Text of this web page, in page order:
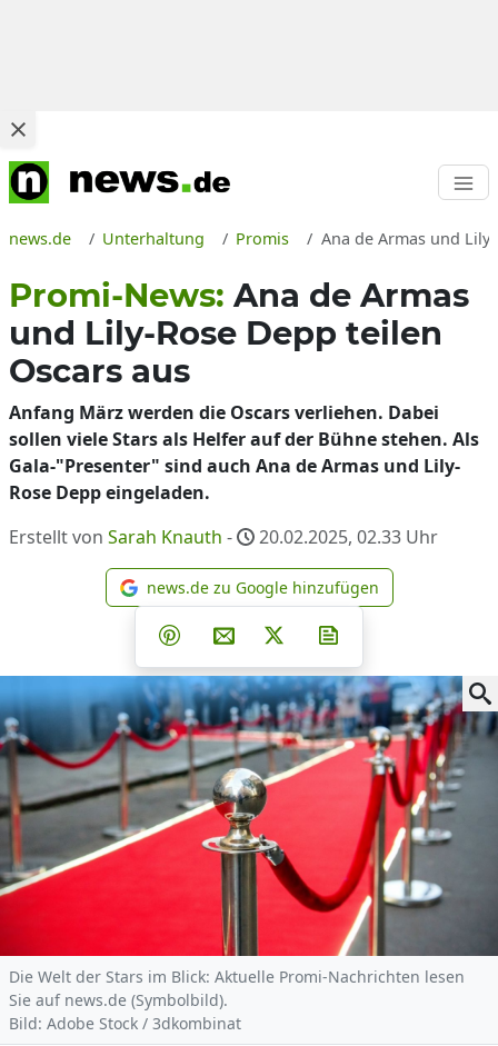
news.de Unterhaltung Promis Ana de Armas und
Promi-News: Ana de Armas
und Lily-Rose Depp teilen
Oscars aus
Anfang März werden die Oscars verliehen. Dabei
sollen viele Stars als Helfer auf der Bühne stehen. Als
Gala-"Presenter" sind auch Ana de Armas und Lily-
Rose Depp eingeladen.
Erstellt von Sarah Knauth - 20.02.2025, 02.33 Uhr
news.de zu Google
news.de zu Google hinzufügen
Teilen auf Facebook
Teilen auf Whatsapp
Teilen auf Telegram
Teilen auf Pinterest
Per E-Mail teilen
Post auf X
Die Welt der Stars im Blick: Aktuelle Promi-Nachrichten lesen
Sie auf news.de (Symbolbild).
Bild: Adobe Stock / 3dkombinat